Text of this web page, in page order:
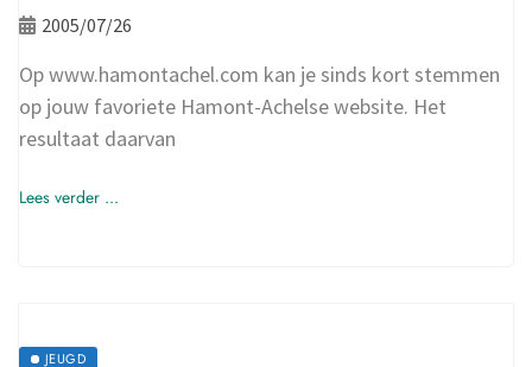
2005/07/26
Op www.hamontachel.com kan je sinds kort stemmen
op jouw favoriete Hamont-Achelse website. Het
resultaat daarvan
Lees verder ...
JEUGD